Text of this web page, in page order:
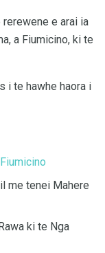
e arai ia
a Fiumicino, ki te
i te hawhe haora i
me tenei Mahere
ki te Nga